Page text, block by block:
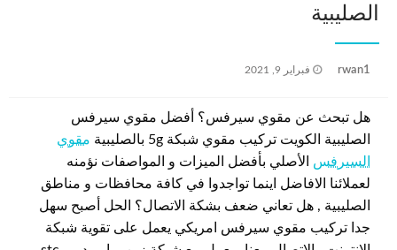
الصليبية
rwan1
نُشر
فبراير 9, 2021
هل تبحث عن مقوي سيرفس؟ أفضل مقوي سيرفس
الصليبية الكويت تركيب مقوي شبكة 5g بالصليبية
مقوي
السيرفس الأصلي بأفضل الميزات و المواصفات نؤمنه
لعملائنا الافاضل اينما تواجدوا في كافة محافظات و مناطق
الصليبية , هل تعاني ضعف بشكة الاتصال؟ الحل أصبح سهل
جدا تركيب مقوي سيرفس امريكي يعمل على تقوية شبكة